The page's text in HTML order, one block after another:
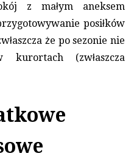
z małym aneksem
posiłków
że po sezonie nie
(zwłaszcza